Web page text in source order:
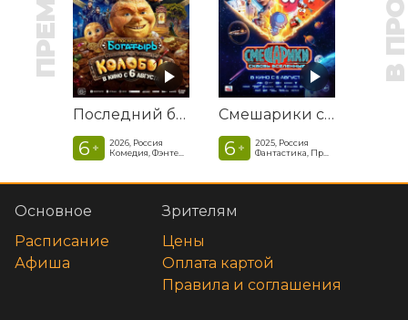
Последний богатырь. Колобок
6 +
2026, Россия
Комедия, Фэнтези, Приключения
Смешарики сквозь вселенные
6 +
2025, Россия
Фантастика, Приключенческая комедия
Основное
Расписание
Афиша
Зрителям
Цены
Оплата картой
Правила и соглашения